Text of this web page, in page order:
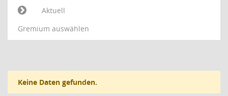
Aktuell
Gremium auswählen
Keine Daten gefunden.